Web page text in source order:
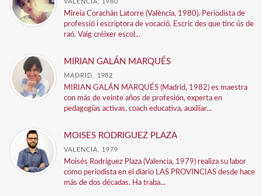
VALENCIA, 1980
Mireia Corachán Latorre (València, 1980). Periodista de
professió i escriptora de vocació. Escric des que tinc ús de
raó. Vaig créixer escol...
MIRIAN GALÁN MARQUÉS
MADRID, 1982
MIRIAN GALÁN MARQUÉS (Madrid, 1982) es maestra
con más de veinte años de profesión, experta en
pedagogías activas, coach educativa, auxiliar...
MOISES RODRIGUEZ PLAZA
VALENCIA, 1979
Moisés Rodríguez Plaza (Valencia, 1979) realiza su labor
como periodista en el diario LAS PROVINCIAS desde hace
más de dos décadas. Ha traba...